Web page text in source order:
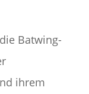
Batwing-
ihrem